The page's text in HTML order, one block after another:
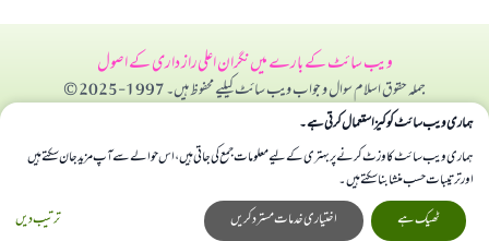
ویب سائٹ کے بارے میںنگران اعلیراز داری کے اصول
جملہ حقوق اسلام سوال و جواب ویب سائٹ کیلیے محفوظ ہیں۔ 1997-2025 ©
ہماری ویب سائٹ کوکیز استعمال کرتی ہے۔
ہماری ویب سائٹ کا وزٹ کرنے پر بہتری کے لیے معلومات جمع کی جاتی ہیں، اس حوالے سے آپ مزید جان سکتے ہیں
اور ترتیبات حسب منشا بنا سکتے ہیں۔
ترتیب دیں
اختیاری خدمات مسترد کریں ٹھیک ہے